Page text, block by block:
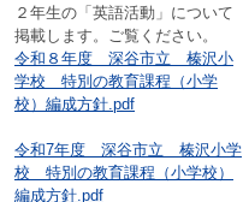
２年生の「英語活動」について
掲載します。ご覧ください。
令和８年度 深谷市立 榛沢小
学校 特別の教育課程（小学
校）編成方針.pdf
令和7年度 深谷市立 榛沢小学
校 特別の教育課程（小学校）
編成方針.pdf